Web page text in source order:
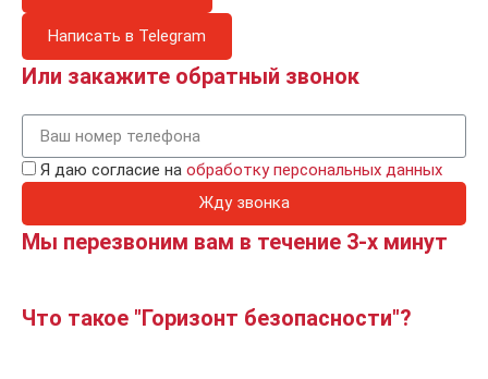
Написать в Telegram
Или закажите обратный звонок
Я даю согласие на обработку персональных данных
Жду звонка
Мы перезвоним вам в течение 3-х минут
Что такое "Горизонт безопасности"?